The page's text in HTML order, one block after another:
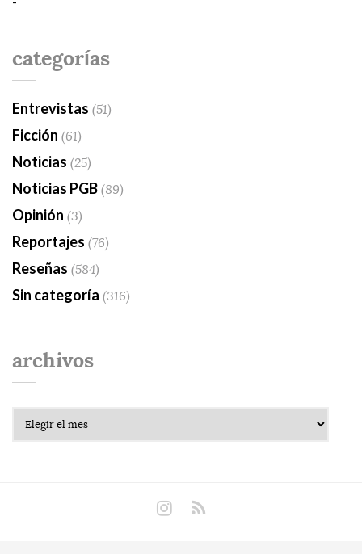
categorías
Entrevistas (51)
Ficción (61)
Noticias (25)
Noticias PGB(89)
Opinión (3)
Reportajes (76)
Reseñas (584)
Sin categoría (316)
archivos